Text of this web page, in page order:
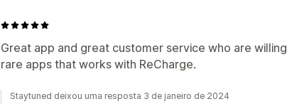
Great app and great customer service who are
rare apps that works with ReCharge.
Staytuned deixou uma resposta 3 de janeiro de 2024